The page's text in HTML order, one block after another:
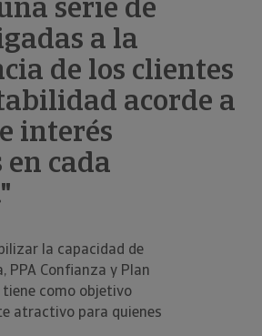
serie de
a la
de los clientes
acorde a
interés
cada
la capacidad de
PPA Confianza y Plan
tiene como objetivo
atractivo para quienes